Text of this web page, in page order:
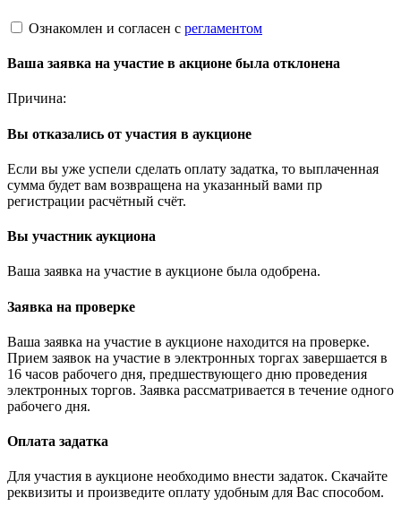
Ознакомлен и согласен с регламентом
Ваша заявка на участие в акционе была отклонена
Причина:
Вы отказались от участия в аукционе
Если вы уже успели сделать оплату задатка, то выплаченная
сумма будет вам возвращена на указанный вами пр
регистрации расчётный счёт.
Вы участник аукциона
Ваша заявка на участие в аукционе была одобрена.
Заявка на проверке
Ваша заявка на участие в аукционе находится на проверке.
Прием заявок на участие в электронных торгах завершается в
16 часов рабочего дня, предшествующего дню проведения
электронных торгов. Заявка рассматривается в течение одного
рабочего дня.
Оплата задатка
Для участия в аукционе необходимо внести задаток. Скачайте
реквизиты и произведите оплату удобным для Вас способом.